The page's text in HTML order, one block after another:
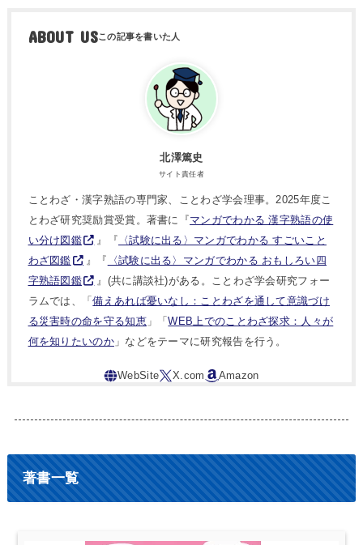
ABOUT US
北澤篤史
サイト責任者
ことわざ・漢字熟語の専門家、ことわざ学会理事。2025年度こ
とわざ研究奨励賞受賞。著書に『マンガでわかる 漢字熟語の使
い分け図鑑
』『 〈試験に出る〉マンガでわかる すごいこと
わざ図鑑
』『
〈試験に出る〉マンガでわかる おもしろい四
字熟語図鑑
』(共に講談社)がある。ことわざ学会研究フォー
ラムでは、「備えあれば憂いなし：ことわざを通して意識づけ
る災害時の命を守る知恵」「WEB上でのことわざ探求：人々が
何を知りたいのか」などをテーマに研究報告を行う。
著書一覧